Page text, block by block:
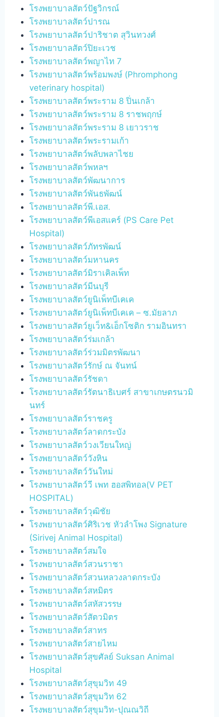
โรงพยาบาลสัตว์ปัฐวิกรณ์
โรงพยาบาลสัตว์ปารณ
โรงพยาบาลสัตว์ปาริชาต สุวินทวงศ์
โรงพยาบาลสัตว์ปิยะเวช
โรงพยาบาลสัตว์พญาไท 7
โรงพยาบาลสัตว์พร้อมพงษ์ (Phromphong
veterinary hospital)
โรงพยาบาลสัตว์พระราม 8 ปิ่นเกล้า
โรงพยาบาลสัตว์พระราม 8 ราชพฤกษ์
โรงพยาบาลสัตว์พระราม 8 เยาวราช
โรงพยาบาลสัตว์พระรามเก้า
โรงพยาบาลสัตว์พลับพลาไชย
โรงพยาบาลสัตว์พหลฯ
โรงพยาบาลสัตว์พัฒนาการ
โรงพยาบาลสัตว์พันธพัฒน์
โรงพยาบาลสัตว์พี.เอส.
โรงพยาบาลสัตว์พีเอสแคร์ (PS Care Pet
Hospital)
โรงพยาบาลสัตว์ภัทรพัฒน์
โรงพยาบาลสัตว์มหานคร
โรงพยาบาลสัตว์มิราเคิลเพ็ท
โรงพยาบาลสัตว์มีนบุรี
โรงพยาบาลสัตว์ยูนิเพ็ทบีเคเค
โรงพยาบาลสัตว์ยูนิเพ็ทบีเคเค – ซ.มัยลาภ
โรงพยาบาลสัตว์ยูเว็ท&เอ็กโซติก รามอินทรา
โรงพยาบาลสัตว์ร่มเกล้า
โรงพยาบาลสัตว์ร่วมมิตรพัฒนา
โรงพยาบาลสัตว์รักษ์ ณ จันทน์
โรงพยาบาลสัตว์รัชดา
โรงพยาบาลสัตว์รัตนาธิเบศร์ สาขาเกษตรนวมิ
นทร์
โรงพยาบาลสัตว์ราชครู
โรงพยาบาลสัตว์ลาดกระบัง
โรงพยาบาลสัตว์วงเวียนใหญ่
โรงพยาบาลสัตว์วังหิน
โรงพยาบาลสัตว์วันใหม่
โรงพยาบาลสัตว์วี เพท ฮอสพิทอล(V PET
HOSPITAL)
โรงพยาบาลสัตว์วุฒิชัย
โรงพยาบาลสัตว์ศิริเวช หัวลำโพง Signature
(Sirivej Animal Hospital)
โรงพยาบาลสัตว์สมใจ
โรงพยาบาลสัตว์สวนราชา
โรงพยาบาลสัตว์สวนหลวงลาดกระบัง
โรงพยาบาลสัตว์สหมิตร
โรงพยาบาลสัตว์สหัสวรรษ
โรงพยาบาลสัตว์สัตวมิตร
โรงพยาบาลสัตว์สาทร
โรงพยาบาลสัตว์สายไหม
โรงพยาบาลสัตว์สุขศัลย์ Suksan Animal
Hospital
โรงพยาบาลสัตว์สุขุมวิท 49
โรงพยาบาลสัตว์สุขุมวิท 62
โรงพยาบาลสัตว์สุขุมวิท-ปุณณวิถี